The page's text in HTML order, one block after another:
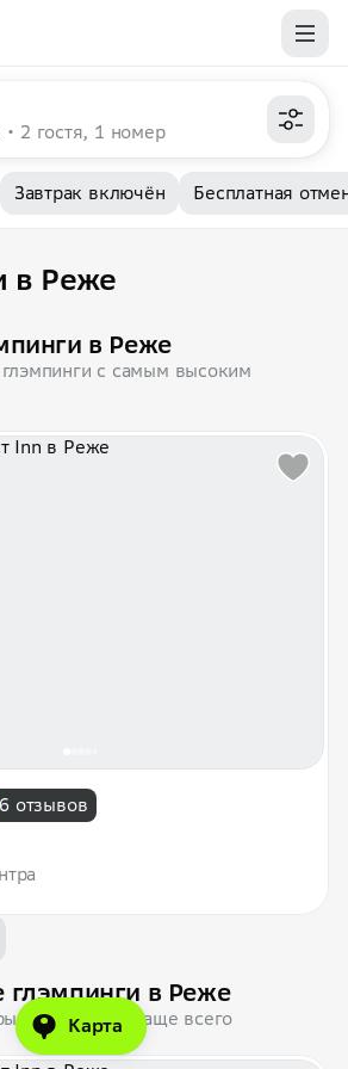
2 гостя, 1 номер
Завтрак включён Бесплатная
в Реже
в Реже
с самым высоким
отзывов
глэмпинги в Реже
бронируют чаще всего
Карта